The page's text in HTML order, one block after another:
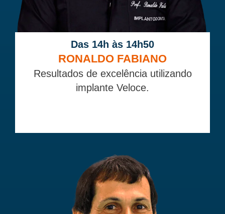
Das 14h às 14h50
RONALDO FABIANO
Resultados de excelência utilizando
implante Veloce.